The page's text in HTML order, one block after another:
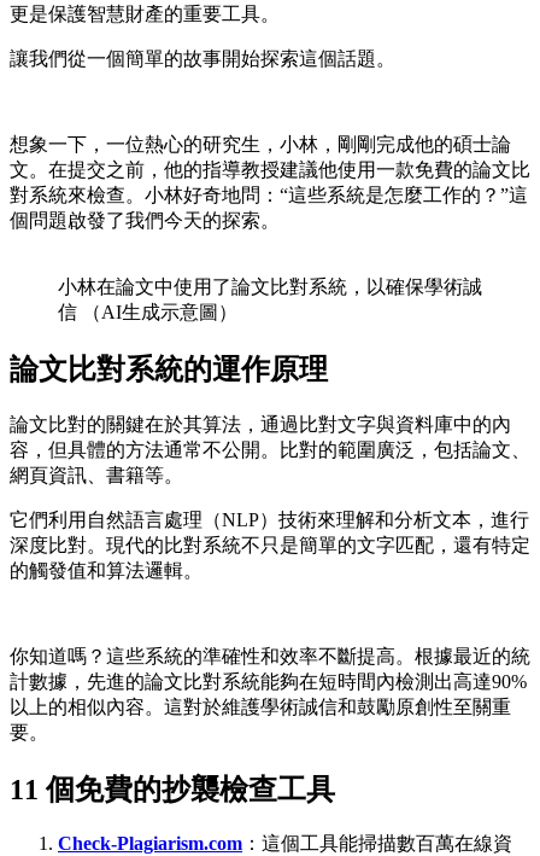
更是保護智慧財產的重要工具。
讓我們從一個簡單的故事開始探索這個話題。
想象一下，一位熱心的研究生，小林，剛剛完成他的碩士論
文。在提交之前，他的指導教授建議他使用一款免費的論文比
對系統來檢查。小林好奇地問：“這些系統是怎麼工作的？”這
個問題啟發了我們今天的探索。
小林在論文中使用了論文比對系統，以確保學術誠
信 （AI生成示意圖）
論文比對系統的運作原理
論文比對的關鍵在於其算法，通過比對文字與資料庫中的內
容，但具體的方法通常不公開。比對的範圍廣泛，包括論文、
網頁資訊、書籍等。
它們利用自然語言處理（NLP）技術來理解和分析文本，進行
深度比對。現代的比對系統不只是簡單的文字匹配，還有特定
的觸發值和算法邏輯。
你知道嗎？這些系統的準確性和效率不斷提高。根據最近的統
計數據，先進的論文比對系統能夠在短時間內檢測出高達90%
以上的相似內容。這對於維護學術誠信和鼓勵原創性至關重
要。
11 個免費的抄襲檢查工具
Check-Plagiarism.com ：這個工具能掃描數百萬在線資